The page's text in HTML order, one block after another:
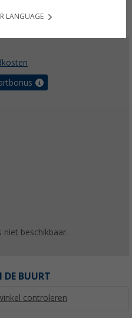
niet beschikbaar.
DE BUURT
controleren
LANGUAGE